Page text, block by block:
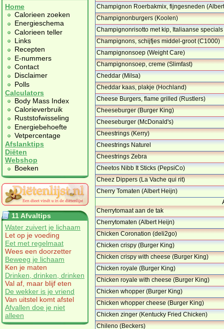
Home
Calorieen zoeken
Energieschema
Calorieen teller
Links
Recepten
E-nummers
Contact
Disclaimer
Polls
Calculators
Body Mass Index
Calorieverbruik
Ruststofwisseling
Energiebehoefte
Vetpercentage
Afslanktips
Diëten
Webshop
Boeken
11 Afvaltips
Water zuivert je lichaam
Let op je voeding
Eet met regelmaat
Wees een doorzetter
Beweeg je lichaam
Ken je maten
Drinken, drinken, drinken
Val af, maar blijf eten
De wekker is je vriend
Van uitstel komt afstel
Afvallen doe je niet
alleen
Champignon Roerbakmix, fijngesneden
…
Champignonburgers (Koolen)
Champignonrisotto met kip, Italiaanse
…
Champignons, schijfjes middel-groot (C1000)
…
Champignonsoep (Weight Care)
Champignonsoep, creme (Slimfast)
Cheddar (Milsa)
Cheddar kaas, plakje (Hochland)
Cheese Burgers, flame grilled (Rustlers)
…
Cheeseburger (Burger King)
Cheeseburger (McDonald's)
Cheestrings (Kerry)
Cheestrings Naturel
Cheestrings Zebra
Cheetos Nibb It Sticks (PepsiCo)
Cheez Dippers (La Vache qui rit)
Cherry Tomaten (Albert Heijn)
Cherrytomaat aan de tak
Cherrytomaten (Albert Heijn)
Chicken Coronation (deli2go)
Chicken crispy (Burger King)
Chicken crispy with cheese (Burger King)
…
Chicken royale (Burger King)
Chicken royale with cheese (Burger King)
…
Chicken whopper (Burger King)
Chicken whopper cheese (Burger King)
Chicken zinger (Kentucky Fried Chicken)
…
Chileno (Beckers)